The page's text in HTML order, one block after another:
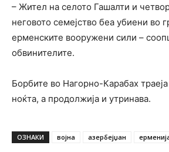
– Жител на селото Гашалти и
неговото семејство беа убиени во
ерменските вооружени сили –
обвинителите.
Борбите во Нагорно-Карабах
ноќта, а продолжија и утринава.
ОЗНАКИ војна азербејџан